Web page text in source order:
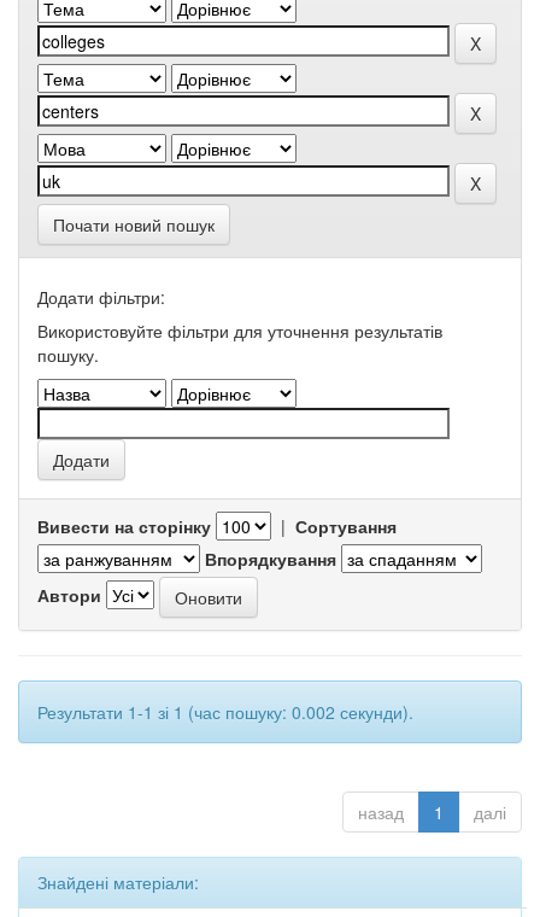
Почати новий пошук
Додати фільтри:
Використовуйте фільтри для уточнення результатів
пошуку.
Вивести на сторінку | Сортування
Впорядкування
Автори
Результати 1-1 зі 1 (час пошуку: 0.002 секунди).
назад 1 далі
Знайдені матеріали: